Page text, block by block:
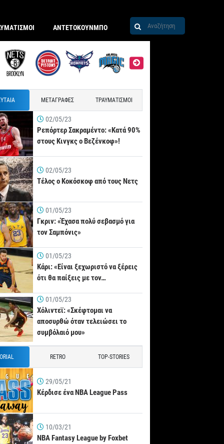
ΑΝΤΕΤΟΚΟΥΝΜΠΟ
ΜΕΤΑΓΡΑΦΕΣ ΤΡΑΥΜΑΤΙΣΜΟΙ
02/05/23
Ρεπόρτερ Σακραμέντο: «Κατά 90%
στους Κινγκς ο Βεζένκοφ»!
02/05/23
Τέλος ο Κοκόσκοφ από τους Νετς
01/05/23
Γκριν: «Έχασα πολύ σεβασμό για
τον Σαμπόνις»
01/05/23
Κάρι: «Είναι ξεχωριστό να ξέρεις
ότι θα παίξεις με τον…
01/05/23
Χόλιντεϊ: «Σκέφτομαι να
αποσυρθώ όταν τελειώσει το
συμβόλαιό μου»
RETRO TOP-STORIES
29/05/21
Κέρδισε ένα NBA League Pass
10/03/21
NBA Fantasy League by Foxbet